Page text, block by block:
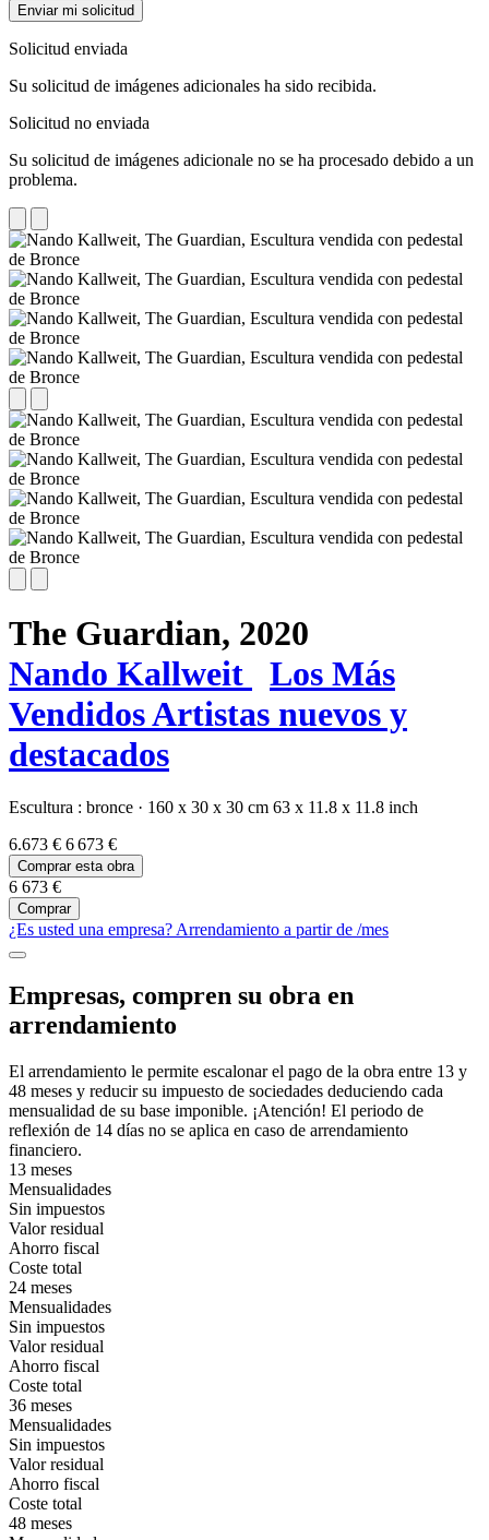
Enviar mi solicitud
Solicitud enviada
Su solicitud de imágenes adicionales ha sido recibida.
Solicitud no enviada
Su solicitud de imágenes adicionale no se ha procesado debido a un
problema.
The Guardian, 2020
Nando Kallweit
Los Más
VendidosArtistas nuevos y
destacados
Escultura : bronce · 160 x 30 x 30 cm 63 x 11.8 x 11.8 inch
6.673 € 6 673 €
Comprar esta obra
6 673 €
Comprar
¿Es usted una empresa? Arrendamiento a partir de /mes
Empresas, compren su obra en
arrendamiento
El arrendamiento le permite escalonar el pago de la obra entre 13 y
48 meses y reducir su impuesto de sociedades deduciendo cada
mensualidad de su base imponible. ¡Atención! El periodo de
reflexión de 14 días no se aplica en caso de arrendamiento
financiero.
13 meses
Mensualidades
Sin impuestos
Valor residual
Ahorro fiscal
Coste total
24 meses
Mensualidades
Sin impuestos
Valor residual
Ahorro fiscal
Coste total
36 meses
Mensualidades
Sin impuestos
Valor residual
Ahorro fiscal
Coste total
48 meses